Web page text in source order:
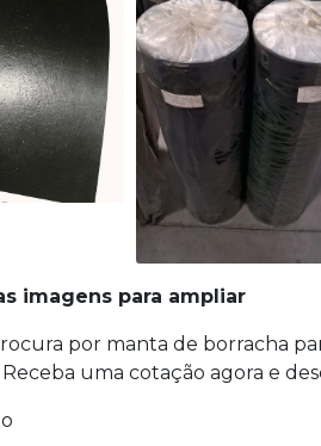
imagens para ampliar
por manta de borracha
uma cotação agora e